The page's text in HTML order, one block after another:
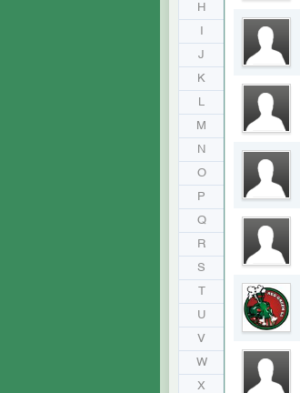
H
J
K
L
M
N
O
P
Q
R
S
T
U
V
W
X